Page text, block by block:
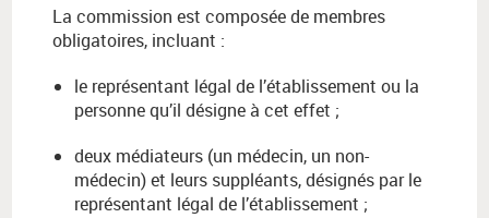
La commission est composée de membres
obligatoires, incluant :
le représentant légal de l’établissement ou la
personne qu’il désigne à cet effet ;
deux médiateurs (un médecin, un non-
médecin) et leurs suppléants, désignés par le
représentant légal de l’établissement ;